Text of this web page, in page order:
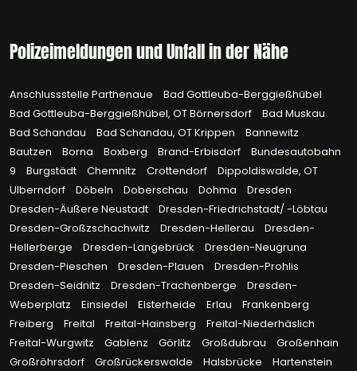
Polizeimeldungen und Unfall in der Nähe
Anschlussstelle Parthenaue
Bad Gottleuba-Berggießhübel
Bad Gottleuba-Berggießhübel, OT Börnersdorf
Bad Muskau
Bad Schandau
Bad Schandau, OT Krippen
Bannewitz
Bautzen
Borna Boxberg Brand-Erbisdorf
Bundesautobahn
9
Burgstädt Chemnitz Crottendorf
Dippoldiswalde, OT
Ulberndorf
Döbeln Doberschau Dohma
Dresden
Dresden-Äußere Neustadt
Dresden-Friedrichstadt/ -Löbtau
Dresden-Großzschachwitz
Dresden-Hellerau
Dresden-
Hellerberge
Dresden-Langebrück
Dresden-Neugruna
Dresden-Pieschen
Dresden-Plauen
Dresden-Prohlis
Dresden-Seidnitz
Dresden-Trachenberge
Dresden-
Weberplatz
Einsiedel Elsterheide Erlau
Frankenberg
Freiberg
Freital Freital-Hainsberg
Freital-Niederhäslich
Freital-Wurgwitz
Gablenz Görlitz Großdubrau
Großenhain
Großröhrsdorf
Großrückerswalde Halsbrücke
Hartenstein